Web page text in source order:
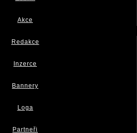
Akce
Redakce
Inzerce
Bannery
Loga
Partneři